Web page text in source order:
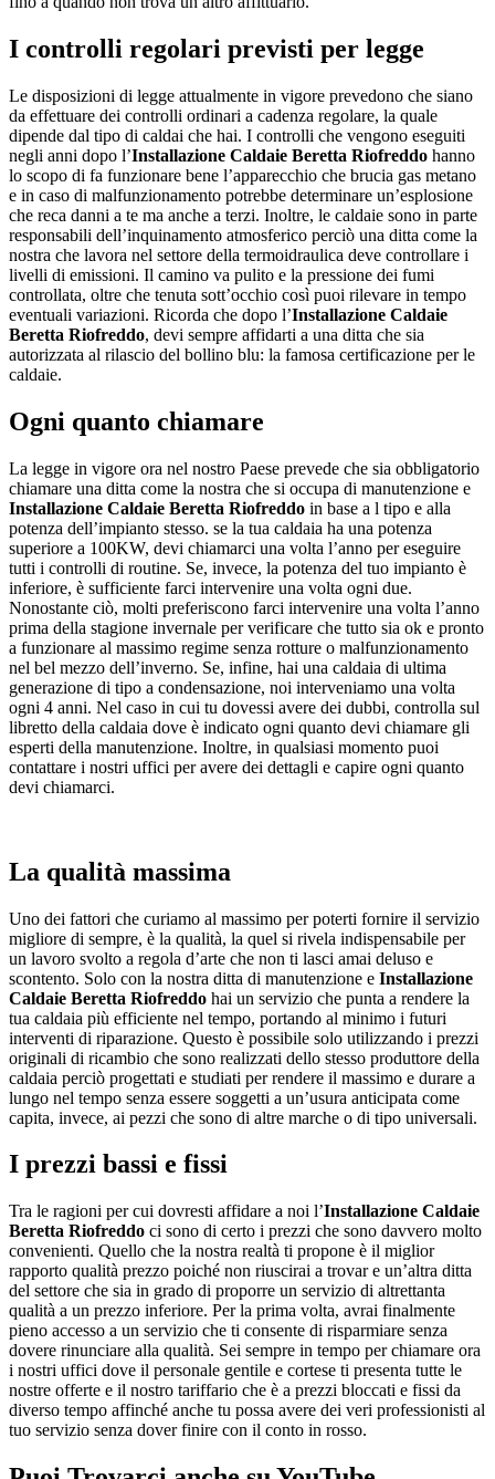
I controlli regolari previsti per legge
Le disposizioni di legge attualmente in vigore prevedono che siano
da effettuare dei controlli ordinari a cadenza regolare, la quale
dipende dal tipo di caldai che hai. I controlli che vengono eseguiti
negli anni dopo l’Installazione Caldaie Beretta Riofreddo hanno
lo scopo di fa funzionare bene l’apparecchio che brucia gas metano
e in caso di malfunzionamento potrebbe determinare un’esplosione
che reca danni a te ma anche a terzi. Inoltre, le caldaie sono in parte
responsabili dell’inquinamento atmosferico perciò una ditta come la
nostra che lavora nel settore della termoidraulica deve controllare i
livelli di emissioni. Il camino va pulito e la pressione dei fumi
controllata, oltre che tenuta sott’occhio così puoi rilevare in tempo
eventuali variazioni. Ricorda che dopo l’Installazione Caldaie
Beretta Riofreddo, devi sempre affidarti a una ditta che sia
autorizzata al rilascio del bollino blu: la famosa certificazione per le
caldaie.
Ogni quanto chiamare
La legge in vigore ora nel nostro Paese prevede che sia obbligatorio
chiamare una ditta come la nostra che si occupa di manutenzione e
Installazione Caldaie Beretta Riofreddo in base a l tipo e alla
potenza dell’impianto stesso. se la tua caldaia ha una potenza
superiore a 100KW, devi chiamarci una volta l’anno per eseguire
tutti i controlli di routine. Se, invece, la potenza del tuo impianto è
inferiore, è sufficiente farci intervenire una volta ogni due.
Nonostante ciò, molti preferiscono farci intervenire una volta l’anno
prima della stagione invernale per verificare che tutto sia ok e pronto
a funzionare al massimo regime senza rotture o malfunzionamento
nel bel mezzo dell’inverno. Se, infine, hai una caldaia di ultima
generazione di tipo a condensazione, noi interveniamo una volta
ogni 4 anni. Nel caso in cui tu dovessi avere dei dubbi, controlla sul
libretto della caldaia dove è indicato ogni quanto devi chiamare gli
esperti della manutenzione. Inoltre, in qualsiasi momento puoi
contattare i nostri uffici per avere dei dettagli e capire ogni quanto
devi chiamarci.
La qualità massima
Uno dei fattori che curiamo al massimo per poterti fornire il servizio
migliore di sempre, è la qualità, la quel si rivela indispensabile per
un lavoro svolto a regola d’arte che non ti lasci amai deluso e
scontento. Solo con la nostra ditta di manutenzione e Installazione
Caldaie Beretta Riofreddo hai un servizio che punta a rendere la
tua caldaia più efficiente nel tempo, portando al minimo i futuri
interventi di riparazione. Questo è possibile solo utilizzando i prezzi
originali di ricambio che sono realizzati dello stesso produttore della
caldaia perciò progettati e studiati per rendere il massimo e durare a
lungo nel tempo senza essere soggetti a un’usura anticipata come
capita, invece, ai pezzi che sono di altre marche o di tipo universali.
I prezzi bassi e fissi
Tra le ragioni per cui dovresti affidare a noi l’Installazione Caldaie
Beretta Riofreddo ci sono di certo i prezzi che sono davvero molto
convenienti. Quello che la nostra realtà ti propone è il miglior
rapporto qualità prezzo poiché non riuscirai a trovar e un’altra ditta
del settore che sia in grado di proporre un servizio di altrettanta
qualità a un prezzo inferiore. Per la prima volta, avrai finalmente
pieno accesso a un servizio che ti consente di risparmiare senza
dovere rinunciare alla qualità. Sei sempre in tempo per chiamare ora
i nostri uffici dove il personale gentile e cortese ti presenta tutte le
nostre offerte e il nostro tariffario che è a prezzi bloccati e fissi da
diverso tempo affinché anche tu possa avere dei veri professionisti al
tuo servizio senza dover finire con il conto in rosso.